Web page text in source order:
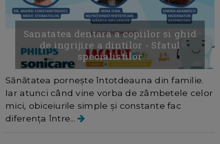
Sanatatea dentara a copiilor si ghid
de ingrijire a dintilor - Sfatul
specialistilor
Sănătatea pornește întotdeauna din familie.
Iar atunci când vine vorba de zâmbetele celor
mici, obiceiurile simple și constante fac
diferența între...